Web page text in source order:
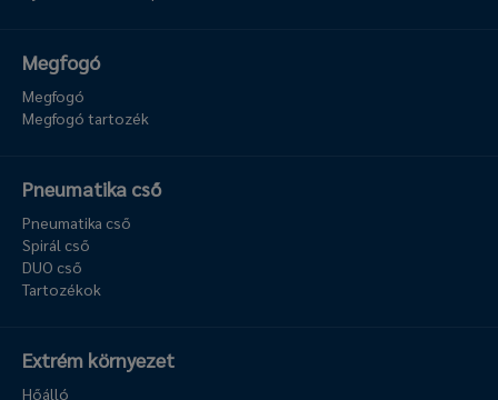
Megfogó
Megfogó
Megfogó tartozék
Pneumatika cső
Pneumatika cső
Spirál cső
DUO cső
Tartozékok
Extrém környezet
Hőálló